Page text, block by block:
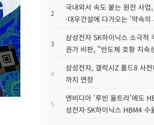
2
국내외서 속도 붙는 원전 사업
·대우건설에 다가오는 '약속의
3
삼성전자 SK하이닉스 소극적
권가 비판, "반도체 호황 지속
4
삼성전자, 갤럭시Z 폴드8 사
까지 연장
5
엔비디아 '루빈 울트라'에도
성전자·SK하이닉스 HBM4 수